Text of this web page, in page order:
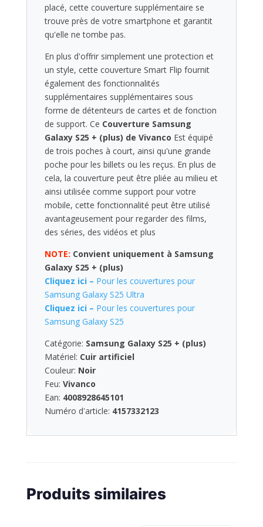
placé, cette couverture supplémentaire se
trouve près de votre smartphone et garantit
qu'elle ne tombe pas.
En plus d'offrir simplement une protection et
un style, cette couverture Smart Flip fournit
également des fonctionnalités
supplémentaires supplémentaires sous
forme de détenteurs de cartes et de fonction
de support. Ce Couverture Samsung
Galaxy S25 + (plus) de Vivanco Est équipé
de trois poches à court, ainsi qu'une grande
poche pour les billets ou les reçus. En plus de
cela, la couverture peut être pliée au milieu et
ainsi utilisée comme support pour votre
mobile, cette fonctionnalité peut être utilisé
avantageusement pour regarder des films,
des séries, des vidéos et plus
NOTE: Convient uniquement à Samsung
Galaxy S25 + (plus)
Cliquez ici – Pour les couvertures pour
Samsung Galaxy S25 Ultra
Cliquez ici – Pour les couvertures pour
Samsung Galaxy S25
Catégorie: Samsung Galaxy S25 + (plus)
Matériel: Cuir artificiel
Couleur: Noir
Feu: Vivanco
Ean: 4008928645101
Numéro d'article: 4157332123
Produits similaires